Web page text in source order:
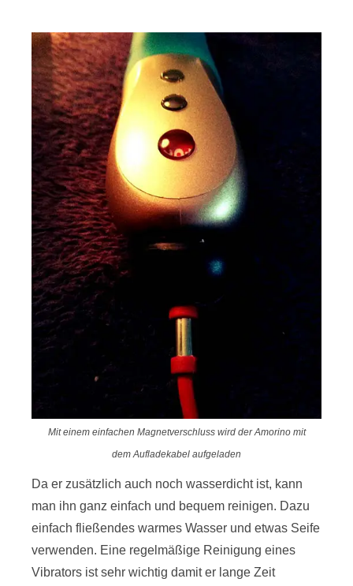
Mit einem einfachen Magnetverschluss wird der Amorino mit
dem Aufladekabel aufgeladen
Da er zusätzlich auch noch wasserdicht ist, kann
man ihn ganz einfach und bequem reinigen. Dazu
einfach fließendes warmes Wasser und etwas Seife
verwenden. Eine regelmäßige Reinigung eines
Vibrators ist sehr wichtig damit er lange Zeit